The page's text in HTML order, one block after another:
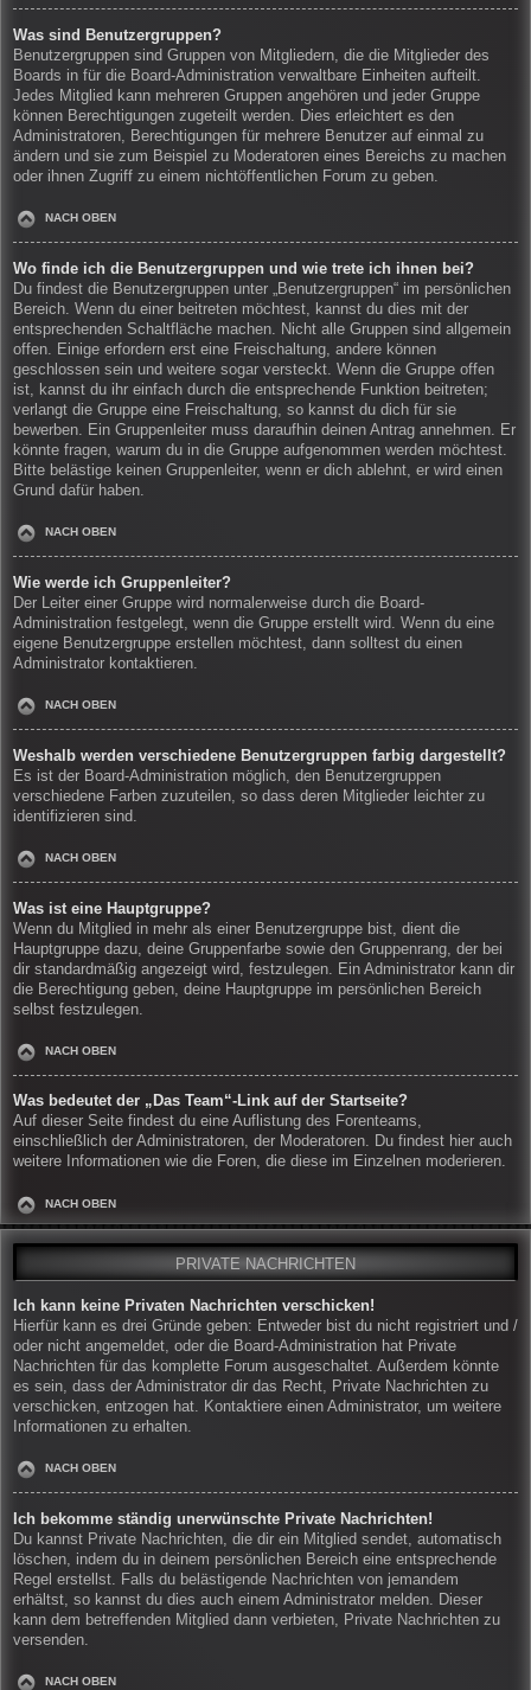
Was sind Benutzergruppen?
Benutzergruppen sind Gruppen von Mitgliedern, die die Mitglieder des
Boards in für die Board-Administration verwaltbare Einheiten aufteilt.
Jedes Mitglied kann mehreren Gruppen angehören und jeder Gruppe
können Berechtigungen zugeteilt werden. Dies erleichtert es den
Administratoren, Berechtigungen für mehrere Benutzer auf einmal zu
ändern und sie zum Beispiel zu Moderatoren eines Bereichs zu machen
oder ihnen Zugriff zu einem nichtöffentlichen Forum zu geben.
NACH OBEN
Wo finde ich die Benutzergruppen und wie trete ich ihnen bei?
Du findest die Benutzergruppen unter „Benutzergruppen“ im persönlichen
Bereich. Wenn du einer beitreten möchtest, kannst du dies mit der
entsprechenden Schaltfläche machen. Nicht alle Gruppen sind allgemein
offen. Einige erfordern erst eine Freischaltung, andere können
geschlossen sein und weitere sogar versteckt. Wenn die Gruppe offen
ist, kannst du ihr einfach durch die entsprechende Funktion beitreten;
verlangt die Gruppe eine Freischaltung, so kannst du dich für sie
bewerben. Ein Gruppenleiter muss daraufhin deinen Antrag annehmen. Er
könnte fragen, warum du in die Gruppe aufgenommen werden möchtest.
Bitte belästige keinen Gruppenleiter, wenn er dich ablehnt, er wird einen
Grund dafür haben.
NACH OBEN
Wie werde ich Gruppenleiter?
Der Leiter einer Gruppe wird normalerweise durch die Board-
Administration festgelegt, wenn die Gruppe erstellt wird. Wenn du eine
eigene Benutzergruppe erstellen möchtest, dann solltest du einen
Administrator kontaktieren.
NACH OBEN
Weshalb werden verschiedene Benutzergruppen farbig dargestellt?
Es ist der Board-Administration möglich, den Benutzergruppen
verschiedene Farben zuzuteilen, so dass deren Mitglieder leichter zu
identifizieren sind.
NACH OBEN
Was ist eine Hauptgruppe?
Wenn du Mitglied in mehr als einer Benutzergruppe bist, dient die
Hauptgruppe dazu, deine Gruppenfarbe sowie den Gruppenrang, der bei
dir standardmäßig angezeigt wird, festzulegen. Ein Administrator kann dir
die Berechtigung geben, deine Hauptgruppe im persönlichen Bereich
selbst festzulegen.
NACH OBEN
Was bedeutet der „Das Team“-Link auf der Startseite?
Auf dieser Seite findest du eine Auflistung des Forenteams,
einschließlich der Administratoren, der Moderatoren. Du findest hier auch
weitere Informationen wie die Foren, die diese im Einzelnen moderieren.
NACH OBEN
PRIVATE NACHRICHTEN
Ich kann keine Privaten Nachrichten verschicken!
Hierfür kann es drei Gründe geben: Entweder bist du nicht registriert und /
oder nicht angemeldet, oder die Board-Administration hat Private
Nachrichten für das komplette Forum ausgeschaltet. Außerdem könnte
es sein, dass der Administrator dir das Recht, Private Nachrichten zu
verschicken, entzogen hat. Kontaktiere einen Administrator, um weitere
Informationen zu erhalten.
NACH OBEN
Ich bekomme ständig unerwünschte Private Nachrichten!
Du kannst Private Nachrichten, die dir ein Mitglied sendet, automatisch
löschen, indem du in deinem persönlichen Bereich eine entsprechende
Regel erstellst. Falls du belästigende Nachrichten von jemandem
erhältst, so kannst du dies auch einem Administrator melden. Dieser
kann dem betreffenden Mitglied dann verbieten, Private Nachrichten zu
versenden.
NACH OBEN